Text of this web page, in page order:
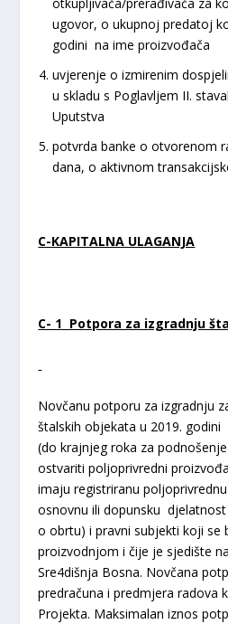
ugovor, o ukupnoj predatoj
godini na ime proizvođača
uvjerenje o izmirenim
u skladu s Poglavljem II.
Uputstva
potvrda banke o otvorenom
dana, o aktivnom
C-KAPITALNA ULAGANJA
C- 1 Potpora za izgradnju
Novčanu potporu za izgradnju
štalskih objekata u 2019.
(do krajnjeg roka za
ostvariti poljoprivredni
imaju registriranu
osnovnu ili dopunsku
o obrtu) i pravni subjekti koji se
proizvodnjom i čije je sjedište
Sre4dišnja Bosna. Novčana
predračuna i predmjera radova
Projekta. Maksimalan iznos